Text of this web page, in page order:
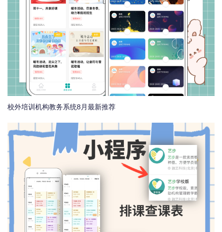
校外培训机构教务系统8月最新推荐